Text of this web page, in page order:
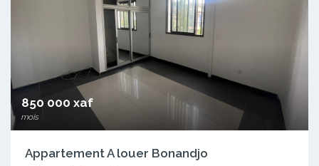
850 000 xaf
mois
Appartement A louer Bonandjo